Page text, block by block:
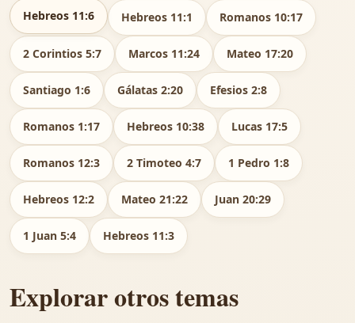
Hebreos 11:6 Hebreos 11:1 Romanos 10:17
2 Corintios 5:7 Marcos 11:24 Mateo 17:20
Santiago 1:6 Gálatas 2:20 Efesios 2:8
Romanos 1:17 Hebreos 10:38 Lucas 17:5
Romanos 12:3 2 Timoteo 4:7 1 Pedro 1:8
Hebreos 12:2 Mateo 21:22 Juan 20:29
1 Juan 5:4 Hebreos 11:3
Explorar otros temas